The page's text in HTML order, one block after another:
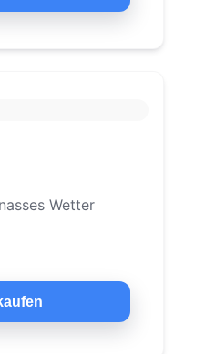
Wetter